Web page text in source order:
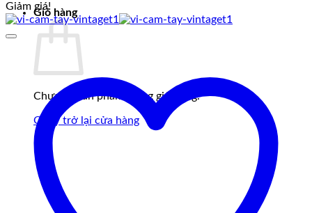
Giỏ hàng
Chưa có sản phẩm trong giỏ hàng.
Quay trở lại cửa hàng
Giảm giá!